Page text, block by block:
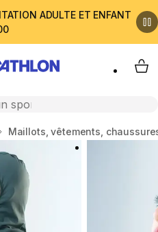
ADULTE ET ENFANT
My
Maillots, vêtements,